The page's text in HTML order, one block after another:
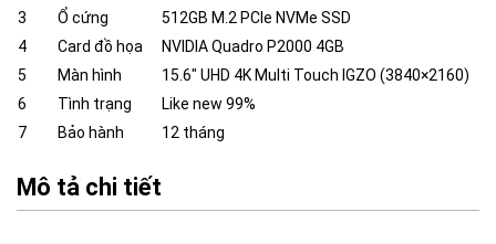
3
Ổ cứng
512GB M.2 PCIe NVMe SSD
4
Card đồ họa
NVIDIA Quadro P2000 4GB
5
Màn hình
15.6″ UHD 4K Multi Touch IGZO (3840×2160)
6
Tình trạng
Like new 99%
7
Bảo hành 12 tháng
Mô tả chi tiết